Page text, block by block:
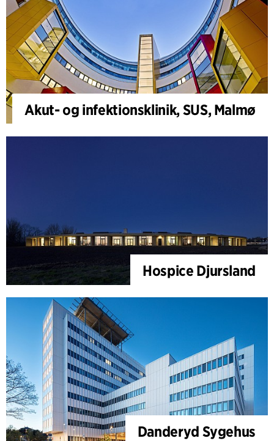
Akut- og infektionsklinik, SUS, Malmø
Hospice Djursland
Danderyd Sygehus